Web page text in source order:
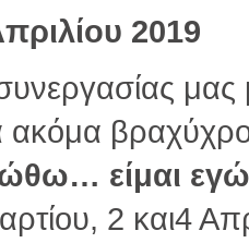
2019
ακόμα
είμαι
2 και4